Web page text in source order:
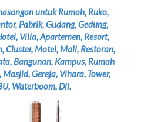
untuk Rumah, Ruko,
Pabrik, Gudang, Gedung,
Villa, Apartemen, Resort,
Cluster, Motel, Mall, Restoran,
Bangunan, Kampus, Rumah
Masjid, Gereja, Vihara, Tower,
Waterboom, Dll.